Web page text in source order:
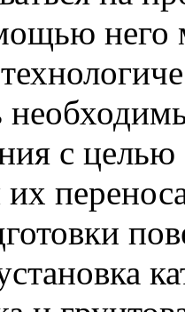
него
с